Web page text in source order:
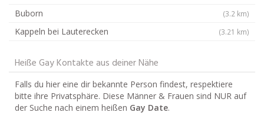
Buborn (3.2 km)
Kappeln bei Lauterecken (3.21 km)
Heiße Gay Kontakte aus deiner Nähe
Falls du hier eine dir bekannte Person findest, respektiere
bitte ihre Privatsphäre. Diese Männer & Frauen sind NUR auf
der Suche nach einem heißen Gay Date.